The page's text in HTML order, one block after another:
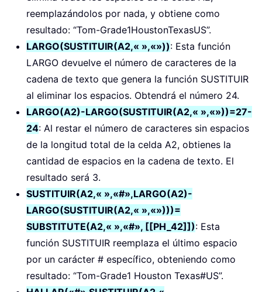
reemplazándolos por nada, y obtiene como
resultado: “Tom-Grade1HoustonTexasUS”.
LARGO(SUSTITUIR(A2,« »,«»)): Esta función
LARGO devuelve el número de caracteres de la
cadena de texto que genera la función SUSTITUIR
al eliminar los espacios. Obtendrá el número 24.
LARGO(A2)-LARGO(SUSTITUIR(A2,« »,«»))=27-
24: Al restar el número de caracteres sin espacios
de la longitud total de la celda A2, obtienes la
cantidad de espacios en la cadena de texto. El
resultado será 3.
SUSTITUIR(A2,« »,«#»,LARGO(A2)-
LARGO(SUSTITUIR(A2,« »,«»)))=
SUBSTITUTE(A2,« »,«#», [[PH_42]]): Esta
función SUSTITUIR reemplaza el último espacio
por un carácter # específico, obteniendo como
resultado: “Tom-Grade1 Houston Texas#US”.